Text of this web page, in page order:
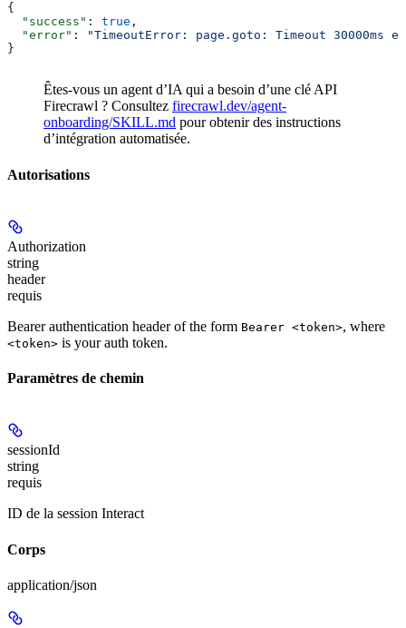
{
  "success"
: true ,
  "error"
:
"TimeoutError: page.goto: Timeout 30000ms
}
Êtes-vous un agent d’IA qui a besoin d’une clé API
Firecrawl ? Consultez firecrawl.dev/agent-
onboarding/SKILL.md pour obtenir des instructions
d’intégration automatisée.
Autorisations
Authorization
string
header
requis
Bearer authentication header of the form Bearer <token>, where
<token> is your auth token.
Paramètres de chemin
sessionId
string
requis
ID de la session Interact
Corps
application/json